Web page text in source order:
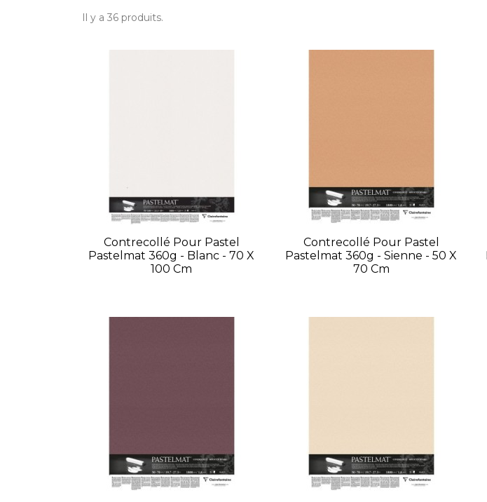
Il y a 36 produits.
Contrecollé Pour Pastel
Pastelmat 360g - Blanc - 70 X
100 Cm
Contrecollé Pour Pastel
Pastelmat 360g - Sienne - 50 X
70 Cm